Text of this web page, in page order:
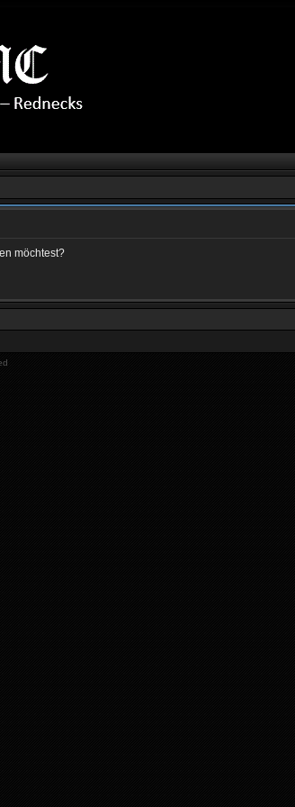
möchtest?